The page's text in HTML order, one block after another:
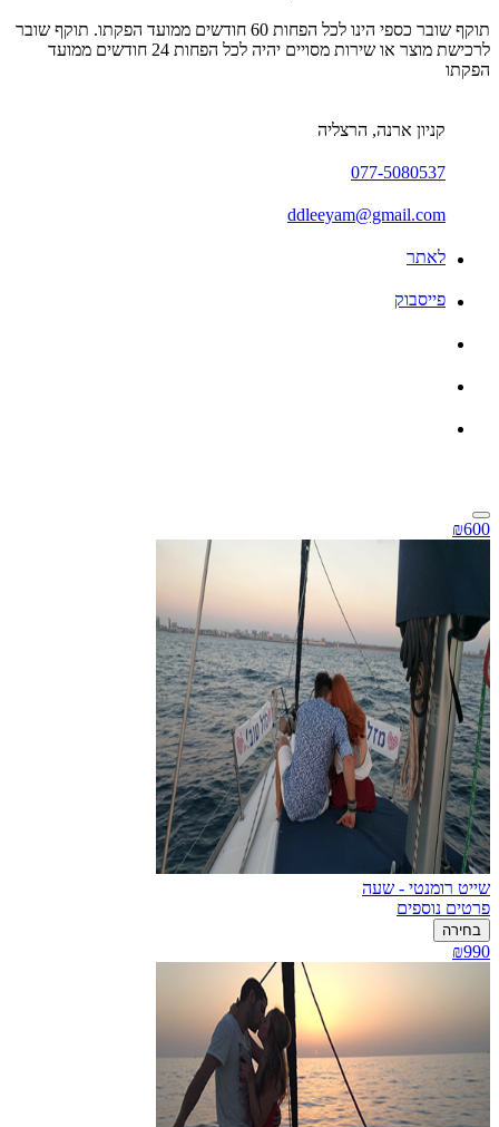
תוקף שובר כספי הינו לכל הפחות 60 חודשים ממועד הפקתו. תוקף שובר
לרכישת מוצר או שירות מסויים יהיה לכל הפחות 24 חודשים ממועד
הפקתו
קניון ארנה, הרצליה
077-5080537
ddleeyam@gmail.com
לאתר
פייסבוק
₪600
שייט רומנטי - שעה
פרטים נוספים
בחירה
₪990